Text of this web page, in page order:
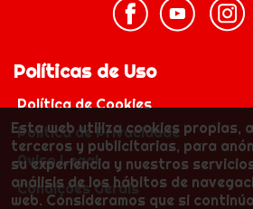
Políticas de Uso
Política de Cookies
Política de Privacidade
Aviso Legal
Condições Gerais
Esta web utiliza cookies propias,
terceros y publicitarias, para
su experiencia y nuestros
análisis de los hábitos de
web. Consideramos que si